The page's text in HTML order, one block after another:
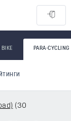
BIKE PARA-CYCLING
( 30